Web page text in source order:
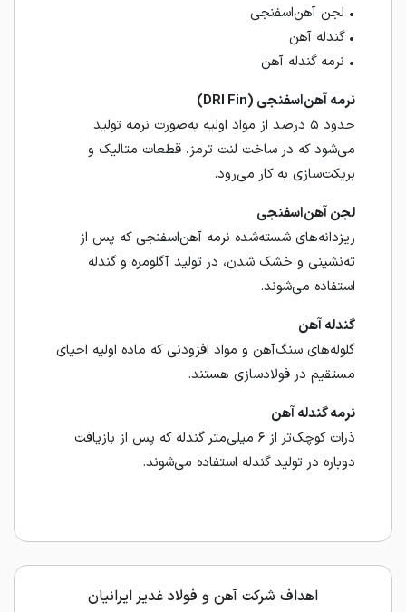
• لجن آهن‌اسفنجی
• گندله آهن
• نرمه گندله آهن
نرمه آهن‌اسفنجی (DRI Fin)
حدود ۵ درصد از مواد اولیه به‌صورت نرمه تولید
می‌شود که در ساخت لنت ترمز، قطعات متالیک و
بریکت‌سازی به کار می‌رود.
لجن آهن‌اسفنجی
ریز‌دانه‌های شسته‌شده نرمه آهن‌اسفنجی که پس از
ته‌نشینی و خشک شدن، در تولید آگلومره و گندله
استفاده می‌شوند.
گندله آهن
گلوله‌های سنگ‌آهن و مواد افزودنی که ماده اولیه احیای
مستقیم در فولادسازی هستند.
نرمه گندله آهن
ذرات کوچک‌تر از ۶ میلی‌متر گندله که پس از بازیافت
دوباره در تولید گندله استفاده می‌شوند.
اهداف شرکت آهن و فولاد غدیر ایرانیان